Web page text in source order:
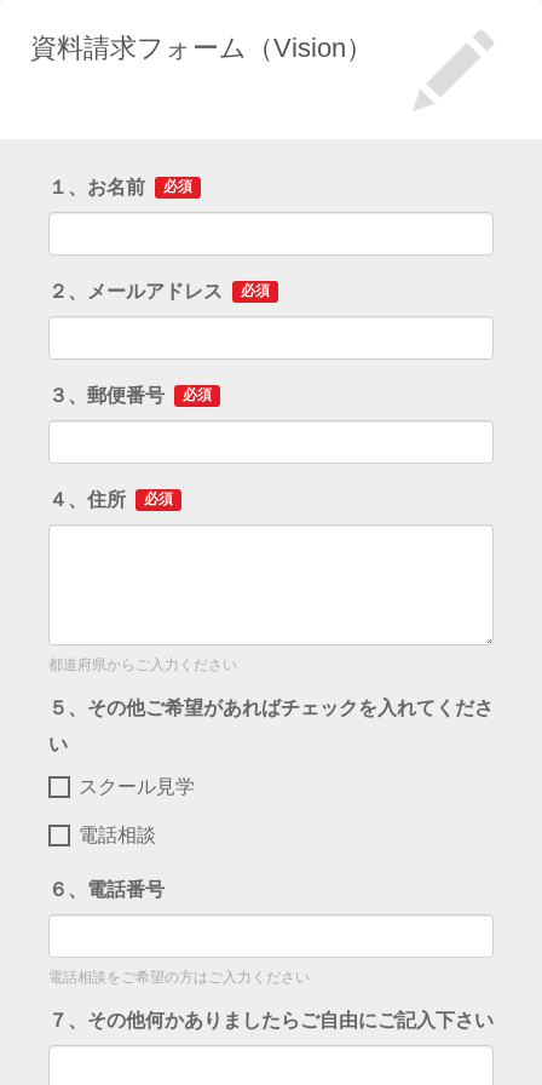
資料請求フォーム（Vision）
１、お名前 必須
２、メールアドレス 必須
３、郵便番号 必須
４、住所 必須
都道府県からご入力ください
５、その他ご希望があればチェックを入れてくださ
い
スクール見学
電話相談
６、電話番号
電話相談をご希望の方はご入力ください
７、その他何かありましたらご自由にご記入下さい